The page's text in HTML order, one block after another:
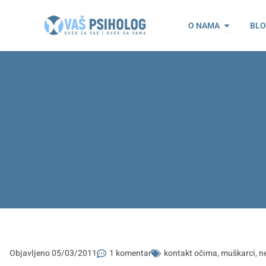
O NAMA Open O
Objavljeno05/03/2011 1 komentar kontakt očima, muškarci,